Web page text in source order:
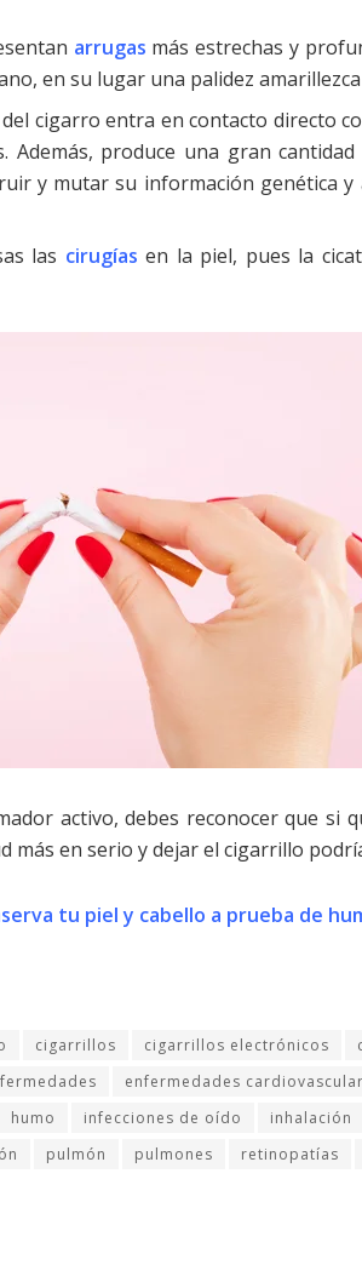
arrugas más estrechas y
en su lugar una palidez
del cigarro entra en contacto directo
Además, produce una gran
y mutar su información genética y
las cirugías en la piel, pues la
activo, debes reconocer que
en serio y dejar el cigarrillo
tu piel y cabello a prueba de
cigarrillos cigarrillos electrónicos
enfermedades
humo infecciones de oído inhalación
pulmón pulmones retinopatías